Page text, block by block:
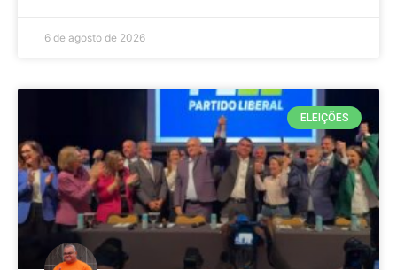
6 de agosto de 2026
ELEIÇÕES